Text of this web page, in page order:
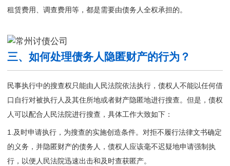
租赁费用、调查费用等，都是需要由债务人全权承担的。
三、如何处理债务人隐匿财产的行为？
民事执行中的搜查权只能由人民法院依法执行，债权人不能以任何借
口自行对被执行人及其住所地或者财产隐匿地进行搜查。但是，债权
人可以配合人民法院进行搜查，具体工作大致如下：
1.及时申请执行，为搜查的实施创造条件。对拒不履行法律文书确定
的义务，并隐匿财产的债务人，债权人应该毫不迟疑地申请强制执
行，以便人民法院迅速出击和及时查获匿产。